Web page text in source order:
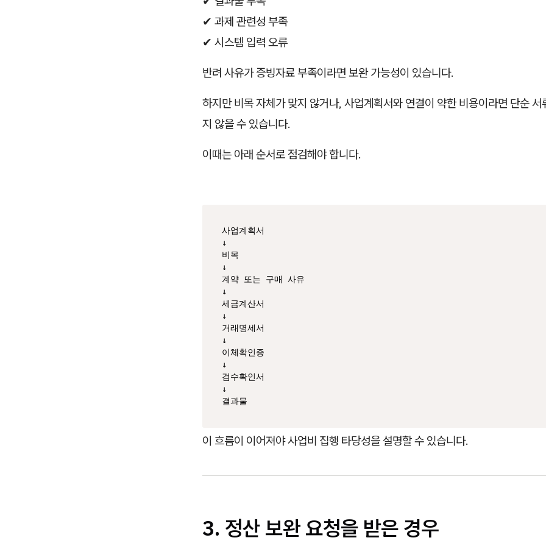
✔ 과제 관련성 부족
✔ 시스템 입력 오류
반려 사유가 증빙자료 부족이라면 보완 가능성이 있습니다.
하지만 비목 자체가 맞지 않거나, 사업계획서와 연결이 약한 비용이라면 단순 서
지 않을 수 있습니다.
이때는 아래 순서로 점검해야 합니다.
사업계획서
↓
비목
↓
계약 또는 구매 사유
↓
세금계산서
↓
거래명세서
↓
이체확인증
↓
검수확인서
↓
결과물
이 흐름이 이어져야 사업비 집행 타당성을 설명할 수 있습니다.
3. 정산 보완 요청을 받은 경우